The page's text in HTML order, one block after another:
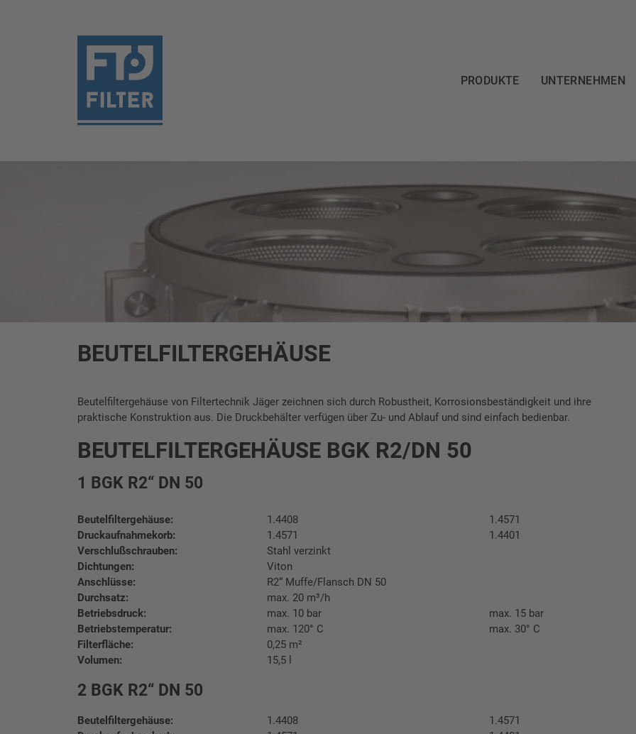
PRODUKTE UNTERNEHMEN
BEUTELFILTERGEHÄUSE
Beutelfiltergehäuse von Filtertechnik Jäger zeichnen sich durch Robustheit, Korrosionsbeständigkeit und ihre
praktische Konstruktion aus. Die Druckbehälter verfügen über Zu- und Ablauf und sind einfach bedienbar.
BEUTELFILTERGEHÄUSE BGK R2/DN 50
1 BGK R2“ DN 50
Beutelfiltergehäuse: 1.4408
1.4571
Druckaufnahmekorb:
1.4571
1.4401
Verschlußschrauben:
Stahl verzinkt
Dichtungen:
Viton
Anschlüsse:
R2“ Muffe/Flansch DN 50
Durchsatz:
max. 20 m³/h
Betriebsdruck:
max. 10 bar
max. 15 bar
Betriebstemperatur:
max. 120° C
max. 30° C
Filterfläche:
0,25 m²
Volumen:
15,5 l
2 BGK R2“ DN 50
Beutelfiltergehäuse: 1.4408
1.4571